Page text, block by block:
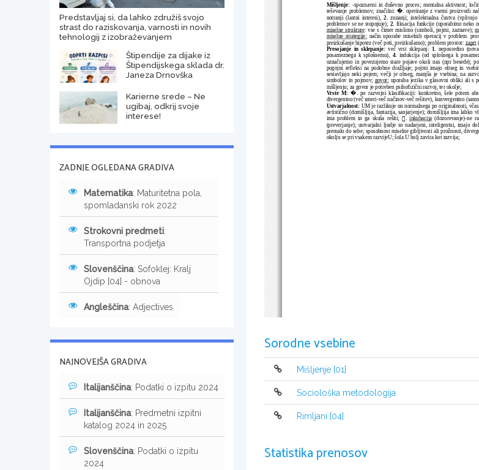
Mišljenje: -spoznavni in duševno proces; mentalna aktivnost;
reševanje problemov; značilni: � . operiranje z vsemi proizvodi
notranji (lastni interesi), 2. zunanji; intelektualna čustva
problemov se ne stopnjuje); 2. fiksacija funkcije (uporabimo neko
miselne strukture: vse s čimer mislimo (simboli, pojmi, zaznave);
miselne strategije: način uporabe miselnih operacij v problem.
preizkušanje hipotez (več poti, preizkušamo); problem prostor: zaprt
Presojanje in sklepanje: več vrst sklepanj: 1. neposredno
posameznega k splošnemu), 4. indukcija (od splošnega k
označujemo in povezujemo stare pojave okoli nas (npr besede);
pogojni refleksi na podobne dražljaje; pojmi imajo obseg in
sestavljajo neki pojem; večji je obseg, manjša je vsebina; na
simbolov in pojmov; govor: uporaba jezika v glasovni obliki ali s
mišljenju; za govor je potreben psihofizični razvoj, ter okolje;
Vrste M: � . po razvojni klasifikaciji: konkretno, šele potem
divergentno (več smeri-več načinov-več rešitev), konvergentno
Ustvarjalnost: UM je razlikuje on normalnega po originalnosti,
avtistično (domišljija, fantazija, sanjarjenje); domišljija ima lahko
ima problem in ga skuša rešiti;  . inkubacija (dozorevanje)-ne
(preverjanje); ustvarjalni ljudje so nadarjeni, inteligentni, imajo
premalo do sebe; sposobnost miselne gibljivosti ali prožnosti,
okolju se pri vsakem razvijeU; šola U bolj zavira kot razvija;
Sorodne vsebine
Mišljenje [01]
Sociološka metodologija
Rimljani [04]
Statistika prenosov
Predstavljaj si, da lahko združiš svojo
strast do raziskovanja, varnosti in novih
tehnologij z izobraževanjem
Štipendije za dijake iz
Štipendijskega sklada dr.
Janeza Drnovška
Karierne srede – Ne
ugibaj, odkrij svoje
interese!
ZADNJE OGLEDANA GRADIVA
Matematika: Maturitetna pola,
spomladanski rok 2022
Strokovni predmeti:
Transportna podjetja
Slovenščina: Sofoklej: Kralj
Ojdip [04] - obnova
Angleščina: Adjectives
NAJNOVEJŠA GRADIVA
Italijanščina: Podatki o izpitu 2024
Italijanščina: Predmetni izpitni
katalog 2024 in 2025
Slovenščina: Podatki o izpitu
2024